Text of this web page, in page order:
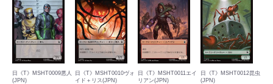
日《T》MSHT0009悪人
(JPN)
日《T》MSHT0010ヴォ
イド＋リス(JPN)
日《T》MSHT0011エイ
リアン(JPN)
日《T》MSHT0012昆虫
(JPN)